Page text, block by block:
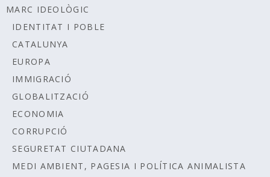
MARC IDEOLÒGIC
IDENTITAT I POBLE
CATALUNYA
EUROPA
IMMIGRACIÓ
GLOBALITZACIÓ
ECONOMIA
CORRUPCIÓ
SEGURETAT CIUTADANA
MEDI AMBIENT, PAGESIA I POLÍTICA ANIMALISTA